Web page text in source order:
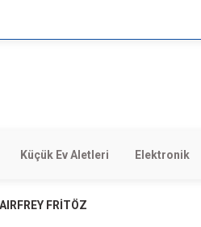
Küçük Ev Aletleri Elektronik
FRİTÖZ